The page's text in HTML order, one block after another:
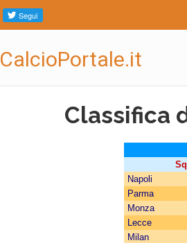
CalcioPortale.it
Classifica
Napoli
Parma
Monza
Lecce
Milan